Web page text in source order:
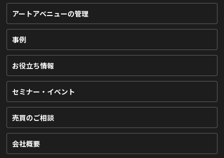
アートアベニューの管理
事例
お役立ち情報
セミナー・イベント
売買のご相談
会社概要